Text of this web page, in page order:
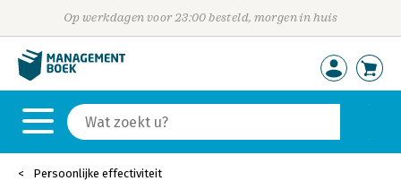
Op werkdagen voor 23:00 besteld, morgen in huis
Persoonlijke effectiviteit